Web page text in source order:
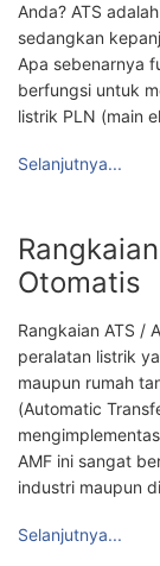
Anda? ATS
sedangkan
Apa sebenarnya
berfungsi untuk
listrik PLN (main
Selanjutnya...
Otomatis
Rangkaian ATS /
peralatan listrik
maupun rumah
(Automatic
AMF ini sangat
industri maupun
Selanjutnya...